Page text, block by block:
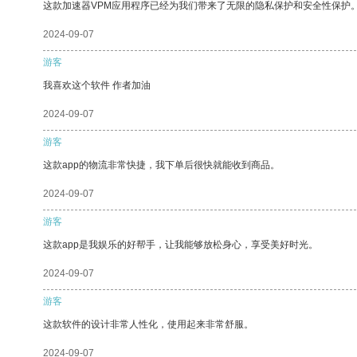
这款加速器VPM应用程序已经为我们带来了无限的隐私保护和安全性保护
2024-09-07
游客
我喜欢这个软件 作者加油
2024-09-07
游客
这款app的物流非常快捷，我下单后很快就能收到商品。
2024-09-07
游客
这款app是我娱乐的好帮手，让我能够放松身心，享受美好时光。
2024-09-07
游客
这款软件的设计非常人性化，使用起来非常舒服。
2024-09-07